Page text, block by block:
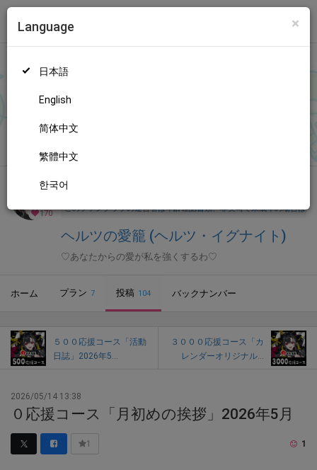
トップ
×
Language
日本語
English
简体中文
繁體中文
한국어
170人のファン
ース「カレンダーオリジナル画像」「活動支援お礼ボイス」202
170
全年齢向け
このファンクラブの運営者は年齢確認書類、非実写で未成年の場合は
ヘルツの愛籠 (ヘルツ・イグナイト)
♡あなたからの愛が私を強くするわ♡
ホーム プラン 7 投稿 104 バックナンバー
５００応援コース「活動
日誌」2026年5...
３０００応援コース「カ
レンダーオリジナル...
2026/05/14 13:38
０応援コース「月初めの挨拶」2026年5月
1 1